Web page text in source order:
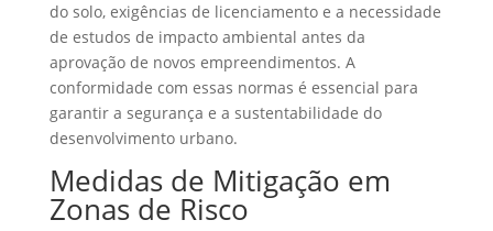
do solo, exigências de licenciamento e a necessidade
de estudos de impacto ambiental antes da
aprovação de novos empreendimentos. A
conformidade com essas normas é essencial para
garantir a segurança e a sustentabilidade do
desenvolvimento urbano.
Medidas de Mitigação em
Zonas de Risco